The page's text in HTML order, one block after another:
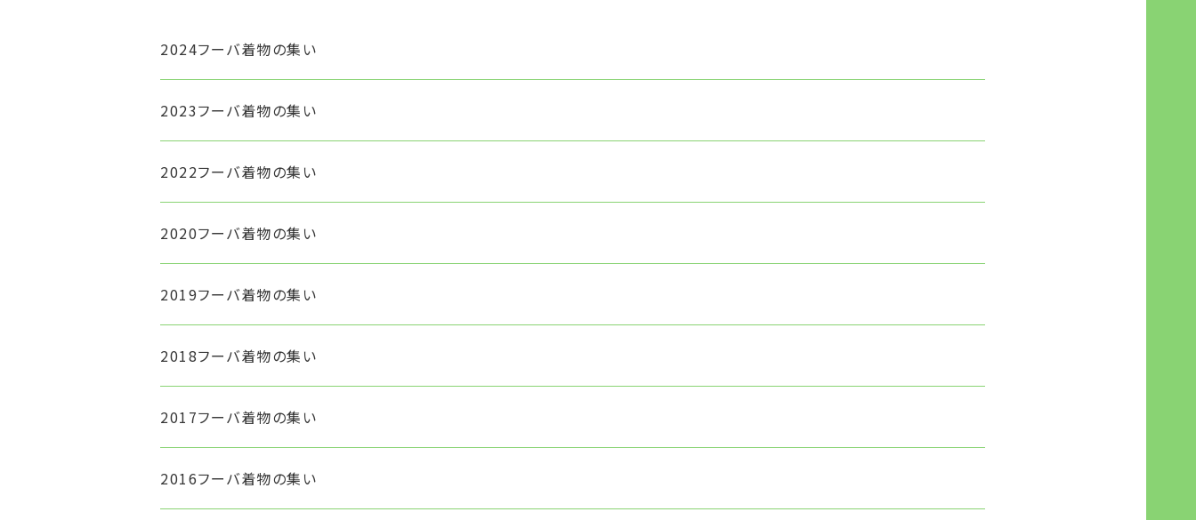
2024フーバ着物の集い
2023フーバ着物の集い
2022フーバ着物の集い
2020フーバ着物の集い
2019フーバ着物の集い
2018フーバ着物の集い
2017フーバ着物の集い
2016フーバ着物の集い